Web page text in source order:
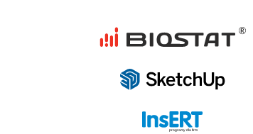
programy dla firm